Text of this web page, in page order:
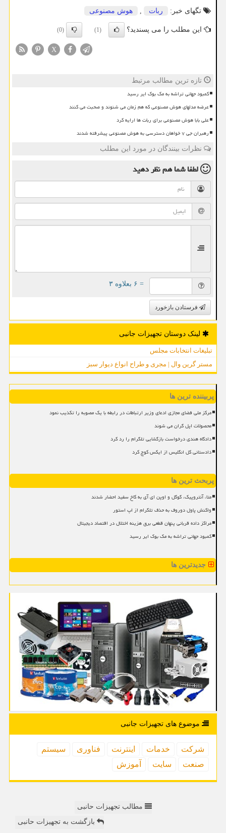
تگهای خبر:
ربات هوش مصنوعی
این مطلب را می پسندید؟ (1)
(0)
X
تازه ترین مطالب مرتبط
کمبود جهانی تراشه به مک بوک ایر رسید
عرضه مدلهای هوش مصنوعی که هم زمان می شنوند و صحبت می کنند
علی بابا هوش مصنوعی برای ربات ها ارایه کرد
رهبران جی ۷ خواهان دسترسی به هوش مصنوعی پیشرفته شدند
نظرات بینندگان در مورد این مطلب
لطفا شما همنظر دهید
= ۶ بعلاوه ۳
فرستادن بازخورد
لینک دوستان تجهیزات جانبی
تبلیغات انتخابات مجلس
مستر گرین وال | مجری و طراح انواع دیوار سبز
پربیننده ترین ها
مرکز ملی فضای مجازی ادعای وزیر ارتباطات در رابطه با یک مصوبه را تکذیب نمود
محصولات اپل گران می شوند
دادگاه هندی درخواست بازگشایی تلگرام را رد کرد
دادستانی کل انگلیس از ایکس کوچ کرد
پربحث ترین ها
متا، آنتروپیک، گوگل و اوپن ای آی به کاخ سفید احضار شدند
واکنش پاول دوروف به حذف تلگرام از اپ استور
مراکز داده قربانی پنهان قطعی برق هزینه اختلال در اقتصاد دیجیتال
کمبود جهانی تراشه به مک بوک ایر رسید
جدیدترین ها
موضوع های تجهیزات جانبی
شركت خدمات اینترنت فناوری
سیستم
صنعت
سایت آموزش
مطالب تجهیزات حانبی
بازگشت به تجهیزات حانبی